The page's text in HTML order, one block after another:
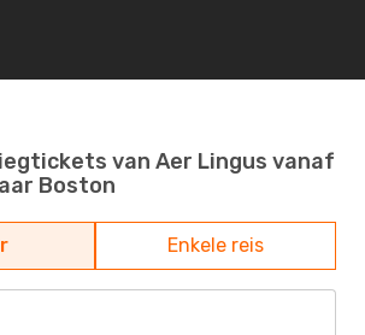
van Aer Lingus vanaf
Boston
Enkele reis